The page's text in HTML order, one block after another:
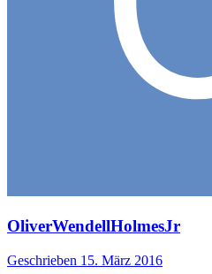
OliverWendellHolmesJr
Geschrieben 15. März 2016